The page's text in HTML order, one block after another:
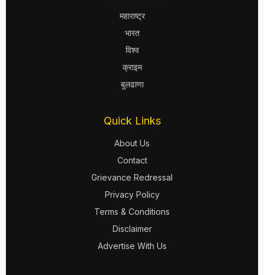
महाराष्ट्र
भारत
विश्व
क्राइम
बुलढाणा
Quick Links
About Us
Contact
Grievance Redressal
Privacy Policy
Terms & Conditions
Disclaimer
Advertise With Us